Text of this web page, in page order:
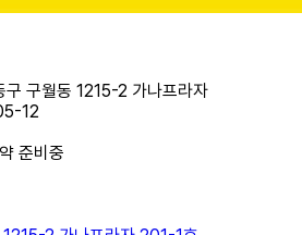
구 구월동 1215-2 가나프라자
12
준비중